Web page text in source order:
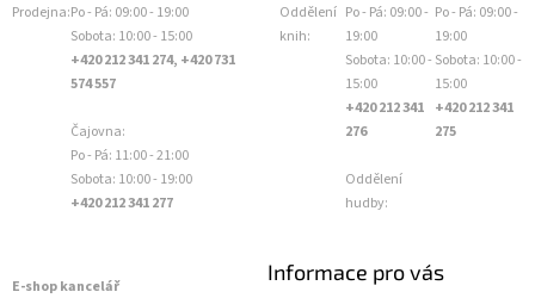
Prodejna:Po - Pá: 09:00 - 19:00
Sobota: 10:00 - 15:00
+420 212 341 274, +420 731
574 557
Čajovna:
Po - Pá: 11:00 - 21:00
Sobota: 10:00 - 19:00
+420 212 341 277
Oddělení
knih:
Po - Pá: 09:00 -
19:00
Sobota: 10:00 -
15:00
+420 212 341
276
Oddělení
hudby:
Po - Pá: 09:00 -
19:00
Sobota: 10:00 -
15:00
+420 212 341
275
E-shop kancelář
Informace pro vás